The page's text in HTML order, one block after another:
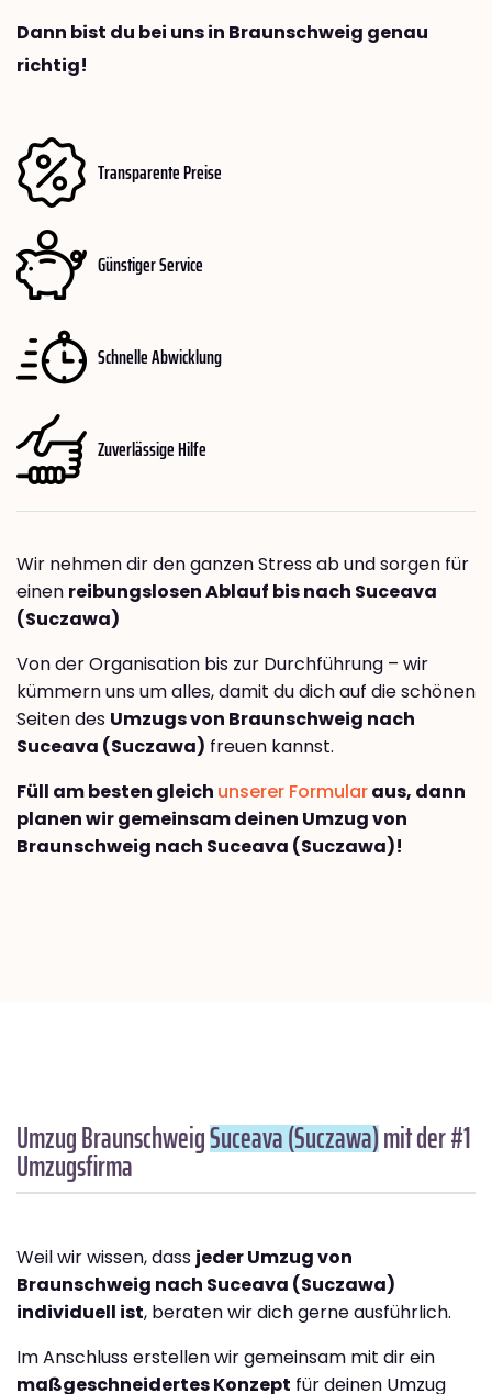
Dann bist du bei uns in Braunschweig genau
richtig!
Transparente Preise
Günstiger Service
Schnelle Abwicklung
Zuverlässige Hilfe
Wir nehmen dir den ganzen Stress ab und sorgen für
einen reibungslosen Ablauf bis nach Suceava
(Suczawa)
Von der Organisation bis zur Durchführung – wir
kümmern uns um alles, damit du dich auf die schönen
Seiten des Umzugs von Braunschweig nach
Suceava (Suczawa) freuen kannst.
Füll am besten gleich unserer Formularaus, dann
planen wir gemeinsam deinen Umzug von
Braunschweig nach Suceava (Suczawa)!
Umzug BraunschweigSuceava (Suczawa)mit der #1
Umzugsfirma
Weil wir wissen, dass jeder Umzug von
Braunschweig nach Suceava (Suczawa)
individuell ist, beraten wir dich gerne ausführlich.
Im Anschluss erstellen wir gemeinsam mit dir ein
maßgeschneidertes Konzept für deinen Umzug